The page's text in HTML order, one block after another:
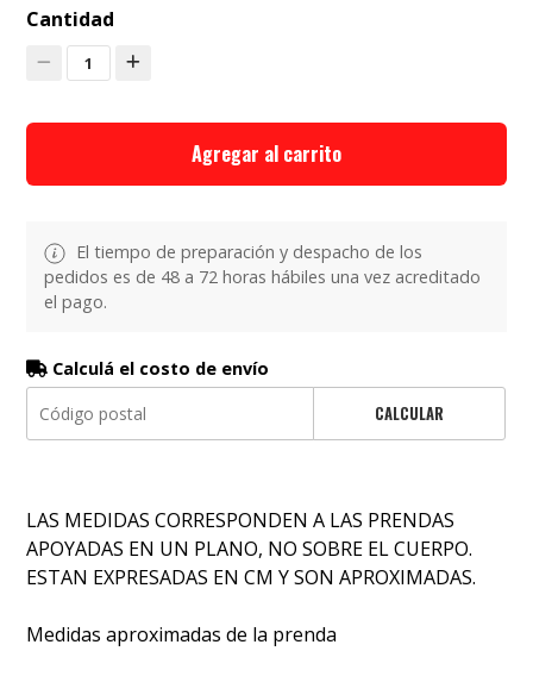
Cantidad
1
Agregar al carrito
El tiempo de preparación y despacho de los
pedidos es de 48 a 72 horas hábiles una vez acreditado
el pago.
Calculá el costo de envío
CALCULAR
LAS MEDIDAS CORRESPONDEN A LAS PRENDAS
APOYADAS EN UN PLANO, NO SOBRE EL CUERPO.
ESTAN EXPRESADAS EN CM Y SON APROXIMADAS.
Medidas aproximadas de la prenda